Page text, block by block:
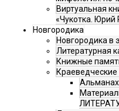
Виртуальная
«Чукотка. Юрий
Новгородика
Новгородика в
Литературная
Книжные